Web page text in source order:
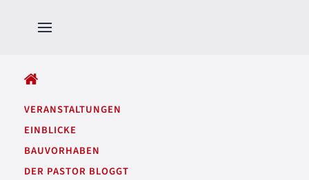
VERANSTALTUNGEN
EINBLICKE
BAUVORHABEN
DER PASTOR BLOGGT